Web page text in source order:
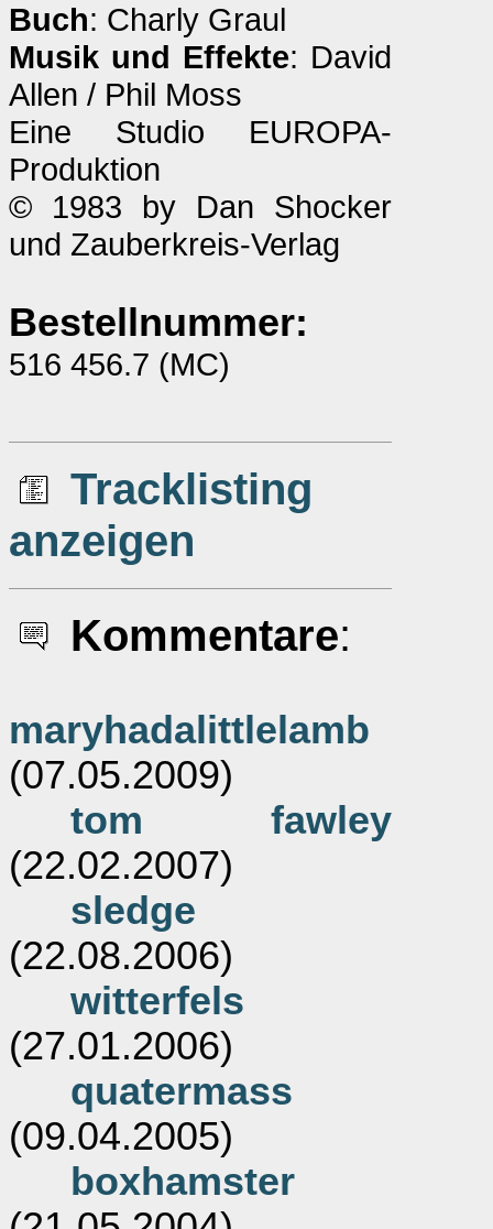
Buch: Charly Graul
Musik und Effekte: David
Allen / Phil Moss
Eine Studio EUROPA-
Produktion
© 1983 by Dan Shocker
und Zauberkreis-Verlag
Bestellnummer:
516 456.7 (MC)
Tracklisting
anzeigen
Kommentare:
maryhadalittlelamb
(07.05.2009)
tom fawley
(22.02.2007)
sledge
(22.08.2006)
witterfels
(27.01.2006)
quatermass
(09.04.2005)
boxhamster